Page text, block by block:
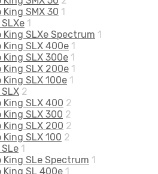
SMX 30 1
1
King SLXe Spectrum 1
King SLX 400e 1
King SLX 300e 1
King SLX 200e 1
King SLX 100e 1
2
King SLX 400 2
King SLX 300 2
King SLX 200 2
King SLX 100 2
1
King SLe Spectrum 1
King SL 400e 1